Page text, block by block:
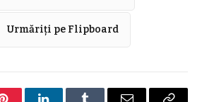
Urmăriți pe Flipboard